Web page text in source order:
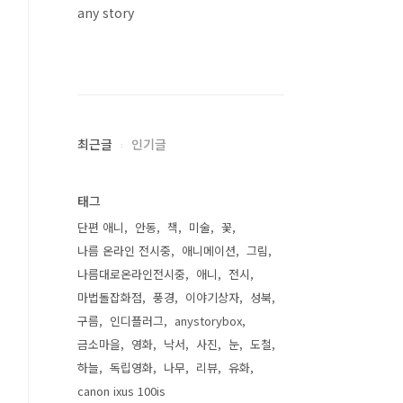
any story
최근글 인기글
태그
단편 애니 안동 책 미술
꽃
나름 온라인 전시중
애니메이션
그림
나름대로온라인전시중
애니
전시
마법돌잡화점
풍경 이야기상자
성북
구름
인디플러그
anystorybox
금소마을
영화 낙서 사진 눈
도철
하늘
독립영화 나무 리뷰
유화
canon ixus 100is